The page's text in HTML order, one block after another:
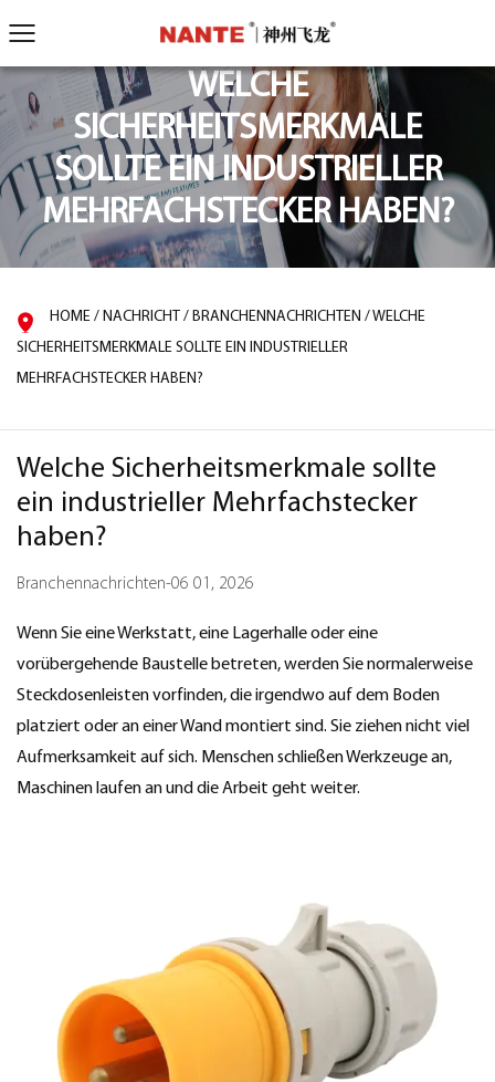
WELCHE
SICHERHEITSMERKMALE
SOLLTE EIN INDUSTRIELLER
MEHRFACHSTECKER HABEN?
HOME / NACHRICHT / BRANCHENNACHRICHTEN /WELCHE
SICHERHEITSMERKMALE SOLLTE EIN INDUSTRIELLER
MEHRFACHSTECKER HABEN?
Welche Sicherheitsmerkmale sollte
ein industrieller Mehrfachstecker
haben?
Branchennachrichten-06 01, 2026
Wenn Sie eine Werkstatt, eine Lagerhalle oder eine
vorübergehende Baustelle betreten, werden Sie normalerweise
Steckdosenleisten vorfinden, die irgendwo auf dem Boden
platziert oder an einer Wand montiert sind. Sie ziehen nicht viel
Aufmerksamkeit auf sich. Menschen schließen Werkzeuge an,
Maschinen laufen an und die Arbeit geht weiter.